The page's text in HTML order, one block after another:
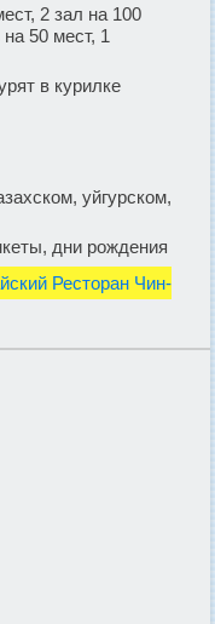
2 зал на 100
50 мест, 1
в курилке
уйгурском,
дни рождения
Ресторан Чин-